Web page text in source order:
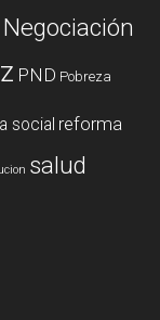
Negociación
PND Pobreza
social reforma
salud